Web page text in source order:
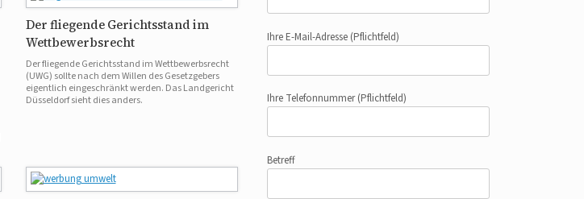
Der fliegende Gerichtsstand im
Wettbewerbsrecht
Der fliegende Gerichtsstand im Wettbewerbsrecht
(UWG) sollte nach dem Willen des Gesetzgebers
eigentlich eingeschränkt werden. Das Landgericht
Düsseldorf sieht dies anders.
Ihre E-Mail-Adresse (Pflichtfeld)
Ihre Telefonnummer(Pflichtfeld)
Betreff